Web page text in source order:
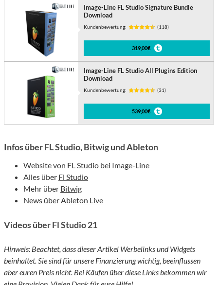
Image-Line FL Studio Signature Bundle
Download
Kundenbewertung: (118)
319,00€
Image-Line FL Studio All Plugins Edition
Download
Kundenbewertung: (31)
539,00€
Infos über FL Studio, Bitwig und Ableton
Websitevon FL Studio bei Image-Line
Alles über Fl Studio
Mehr über Bitwig
News überAbleton Live
Videos über Fl Studio 21
Hinweis: Beachtet, dass dieser Artikel Werbelinks und Widgets
beinhaltet. Sie sind für unsere Finanzierung wichtig, beeinflussen
aber euren Preis nicht. Bei Käufen über diese Links bekommen wir